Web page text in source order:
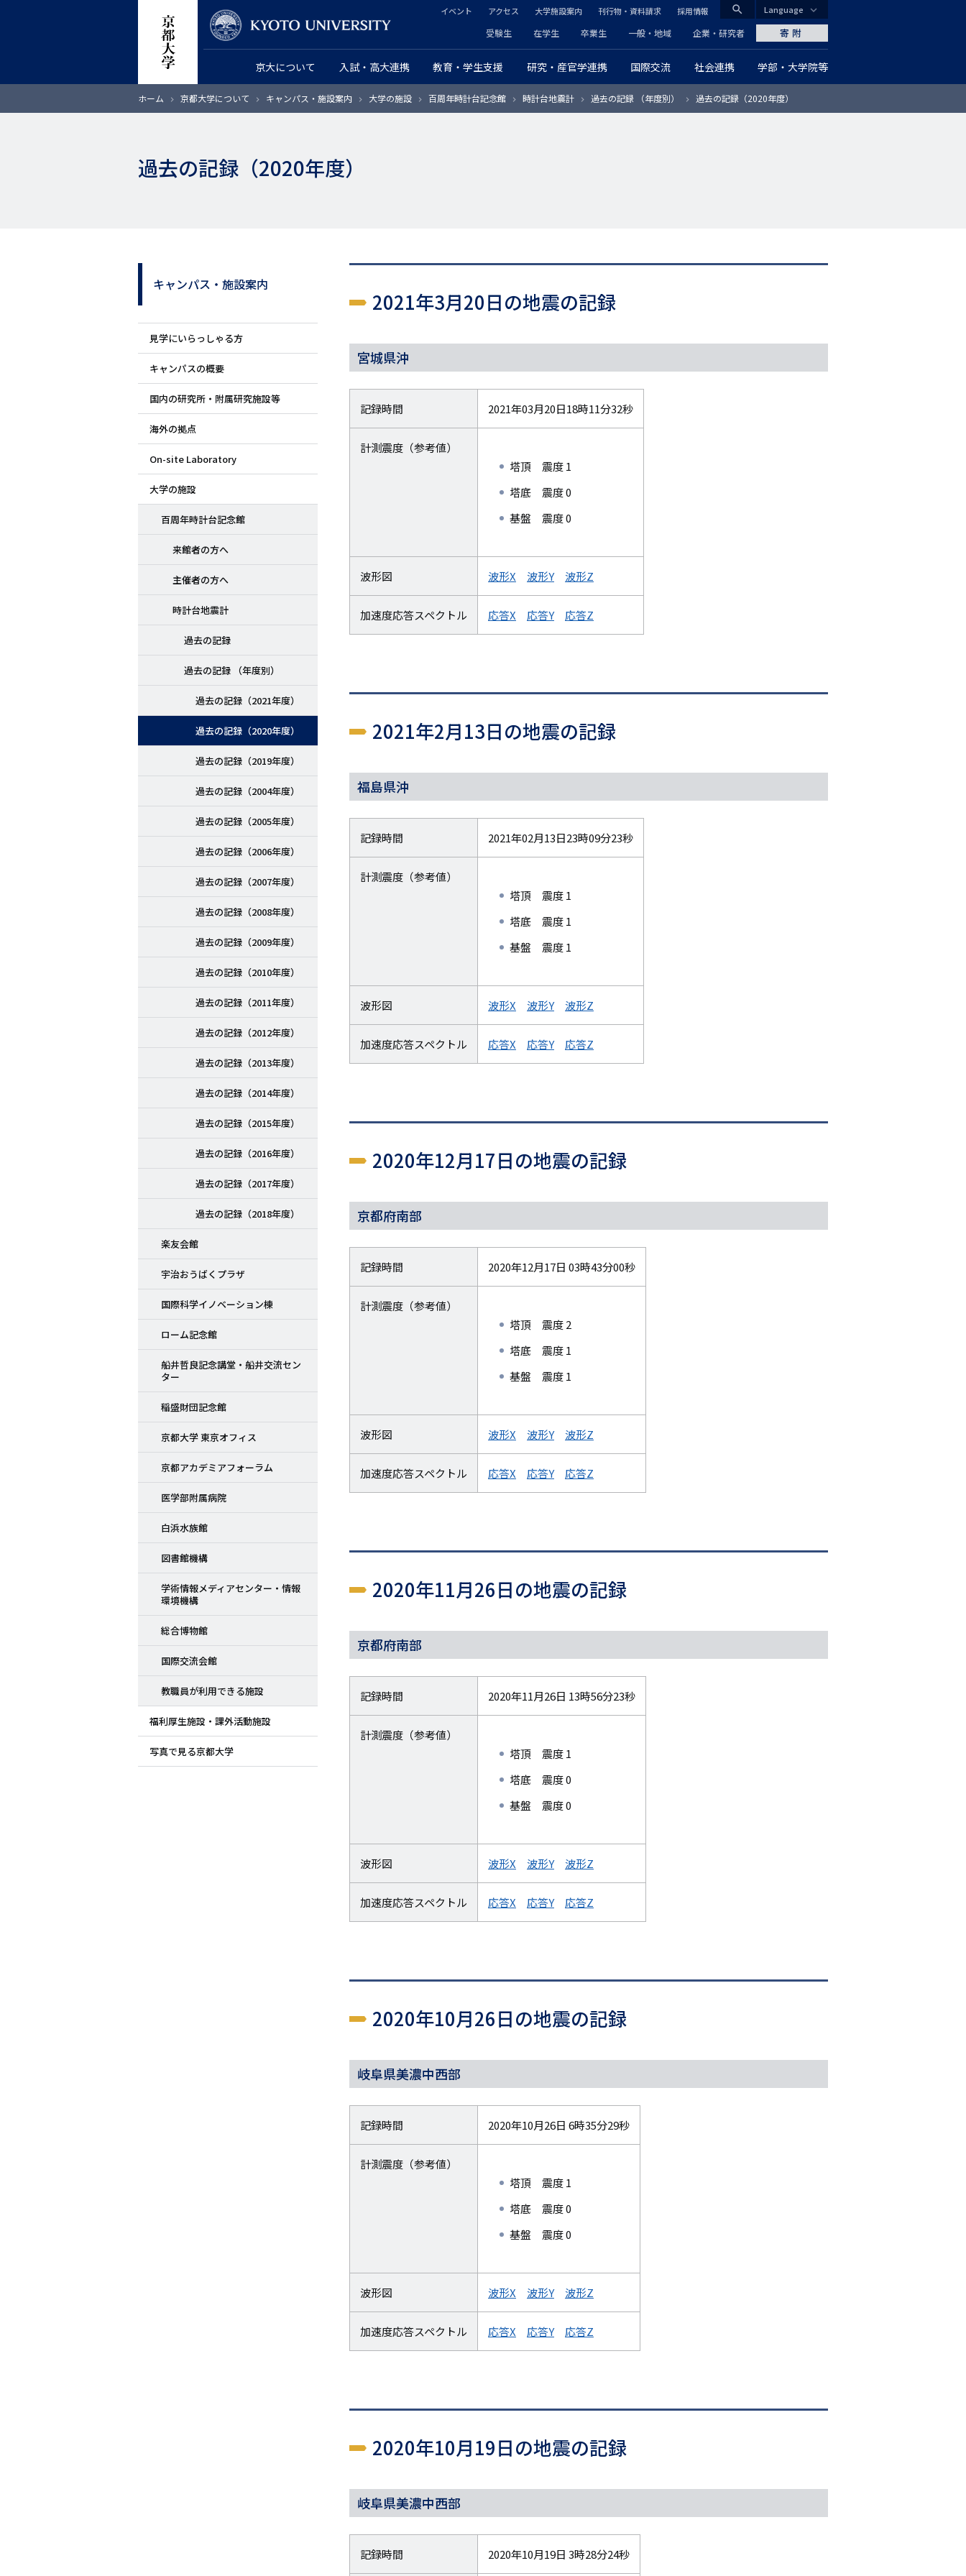
ン
CLOSE
search
グ
ロ
シ
ョ
京大について 入試・高大連携 教育・学生支援 研究・産官学連携 国際交流 社会連携 学部・大学院等
ヘ
ッ
ダ
マ
ー
リ
ン
ク
受験生 在学生 卒業生 一般・地域 企業・研究者
ッ
ダ
ー
リ
ー
ク
イベント アクセス 大学施設案内 刊行物・資料請求 採用情報
寄附
Language
ホーム 京都大学について キャンパス・施設案内 大学の施設 百周年時計台記念館 時計台地震計 過去の記録 （年度別） 過去の記録（2020年度）
過去の記録（2020年度）
サ
イ
ド
メ
ニ
ュ
ー
キャンパス・施設案内
見学にいらっしゃる方
キャンパスの概要
国内の研究所・附属研究施設等
海外の拠点
On-site Laboratory
大学の施設
百周年時計台記念館
来館者の方へ
主催者の方へ
時計台地震計
過去の記録
過去の記録 （年度別）
過去の記録（2021年度）
過去の記録（2020年度）
過去の記録（2019年度）
過去の記録（2004年度）
過去の記録（2005年度）
過去の記録（2006年度）
過去の記録（2007年度）
過去の記録（2008年度）
過去の記録（2009年度）
過去の記録（2010年度）
過去の記録（2011年度）
過去の記録（2012年度）
過去の記録（2013年度）
過去の記録（2014年度）
過去の記録（2015年度）
過去の記録（2016年度）
過去の記録（2017年度）
過去の記録（2018年度）
楽友会館
宇治おうばくプラザ
国際科学イノベーション棟
ローム記念館
船井哲良記念講堂・船井交流セン
ター
稲盛財団記念館
京都大学 東京オフィス
京都アカデミアフォーラム
医学部附属病院
白浜水族館
図書館機構
学術情報メディアセンター・情報
環境機構
総合博物館
国際交流会館
教職員が利用できる施設
福利厚生施設・課外活動施設
写真で見る京都大学
2021年3月20日の地震の記録
宮城県沖
記録時間 2021年03月20日18時11分32秒
計測震度（参考値）
塔頂 震度 1
塔底 震度 0
基盤 震度 0
波形図 波形X 波形Y 波形Z
加速度応答スペクトル 応答X 応答Y 応答Z
2021年2月13日の地震の記録
福島県沖
記録時間 2021年02月13日23時09分23秒
計測震度（参考値）
塔頂 震度 1
塔底 震度 1
基盤 震度 1
波形図 波形X 波形Y 波形Z
加速度応答スペクトル 応答X 応答Y 応答Z
2020年12月17日の地震の記録
京都府南部
記録時間 2020年12月17日 03時43分00秒
計測震度（参考値）
塔頂 震度 2
塔底 震度 1
基盤 震度 1
波形図 波形X 波形Y 波形Z
加速度応答スペクトル 応答X 応答Y 応答Z
2020年11月26日の地震の記録
京都府南部
記録時間 2020年11月26日 13時56分23秒
計測震度（参考値）
塔頂 震度 1
塔底 震度 0
基盤 震度 0
波形図 波形X 波形Y 波形Z
加速度応答スペクトル 応答X 応答Y 応答Z
2020年10月26日の地震の記録
岐阜県美濃中西部
記録時間 2020年10月26日 6時35分29秒
計測震度（参考値）
塔頂 震度 1
塔底 震度 0
基盤 震度 0
波形図 波形X 波形Y 波形Z
加速度応答スペクトル 応答X 応答Y 応答Z
2020年10月19日の地震の記録
岐阜県美濃中西部
記録時間 2020年10月19日 3時28分24秒